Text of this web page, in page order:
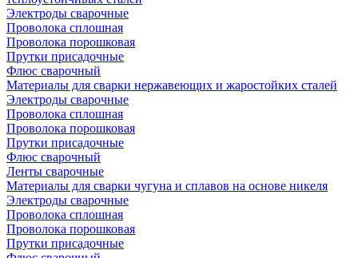
Электроды сварочные
Проволока сплошная
Проволока порошковая
Прутки присадочные
Флюс сварочный
Материалы для сварки нержавеющих и жаростойких сталей
Электроды сварочные
Проволока сплошная
Проволока порошковая
Прутки присадочные
Флюс сварочный
Ленты сварочные
Материалы для сварки чугуна и сплавов на основе никеля
Электроды сварочные
Проволока сплошная
Проволока порошковая
Прутки присадочные